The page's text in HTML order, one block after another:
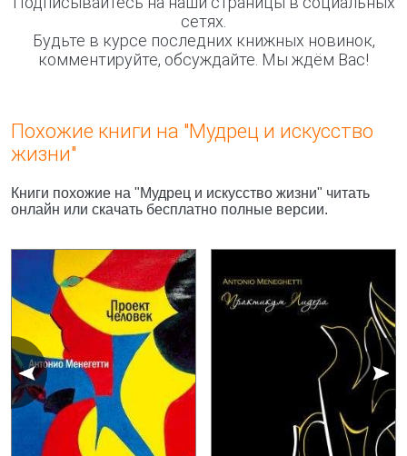
сетях.
Будьте в курсе последних книжных новинок,
комментируйте, обсуждайте. Мы ждём Вас!
Похожие книги на "Мудрец и искусство
жизни"
Книги похожие на "Мудрец и искусство жизни" читать
онлайн или скачать бесплатно полные версии.